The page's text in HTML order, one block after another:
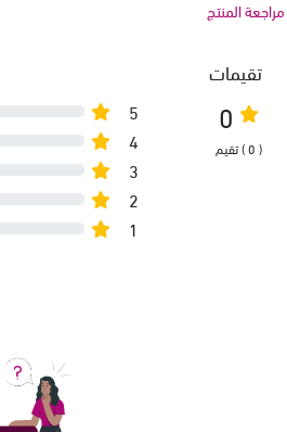
مراجعة المنتج
تقيمات
0
( 0 ) تقيم
5
4
3
2
1